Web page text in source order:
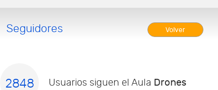
Seguidores Volver
2848 Usuarios siguen el Aula Drones